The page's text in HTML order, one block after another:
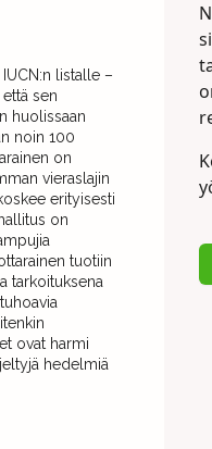
IUCN:n listalle –
sen
huolissaan
noin 100
on
vieraslajin
erityisesti
on
tuotiin
tarkoituksena
ovat harmi
hedelmiä